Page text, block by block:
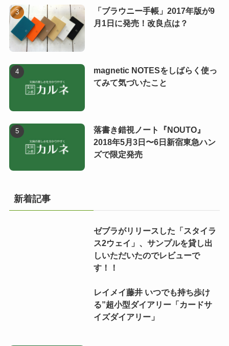
「ブラウニー手帳」2017年版が9
月1日に発売！改良点は？
magnetic NOTESをしばらく使っ
てみて気づいたこと
落書き錯視ノート『NOUTO』
2018年5月3日〜6日新宿東急ハン
ズで限定発売
新着記事
ゼブラがリリースした「スタイラ
ス2ウェイ」、サンプルを貸し出
しいただいたのでレビューで
す！！
レイメイ藤井 いつでも持ち歩け
る”超小型ダイアリー「カードサ
イズダイアリー」